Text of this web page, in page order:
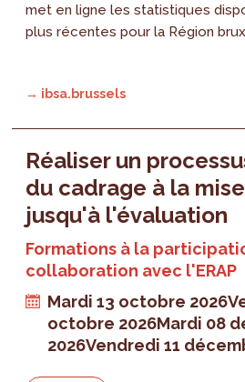
met en ligne les statistiques
plus récentes pour la Région
→ ibsa.brussels
Réaliser un
du cadrage à la
jusqu'à l'évaluation
Formations à la
collaboration avec l'ERAP
Mardi 13 octobre 2026
octobre 2026Mardi 08
2026Vendredi 11